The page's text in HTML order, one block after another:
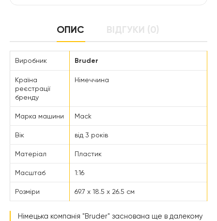
ОПИС ВІДГУКИ (0)
Виробник Bruder
Країна
реєстрації
бренду
Німеччина
Марка машини Mack
Вік від 3 років
Матеріал Пластик
Масштаб 1:16
Розміри 69.7 х 18.5 х 26.5 см
Німецька компанія "Bruder" заснована ще в далекому